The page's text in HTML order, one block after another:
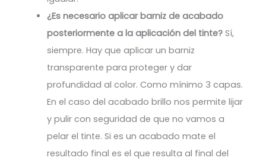
¿Es necesario aplicar barniz de acabado
posteriormente a la aplicación del tinte? Sí,
siempre. Hay que aplicar un barniz
transparente para proteger y dar
profundidad al color. Como mínimo 3 capas.
En el caso del acabado brillo nos permite lijar
y pulir con seguridad de que no vamos a
pelar el tinte. Si es un acabado mate el
resultado final es el que resulta al final del